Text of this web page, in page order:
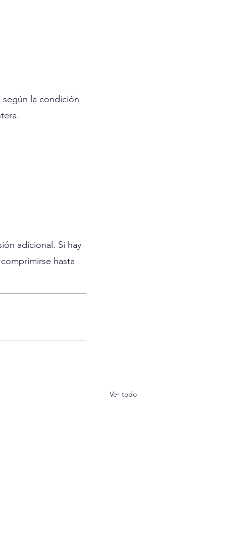
la condición
adicional. Si hay
hasta
Ver todo